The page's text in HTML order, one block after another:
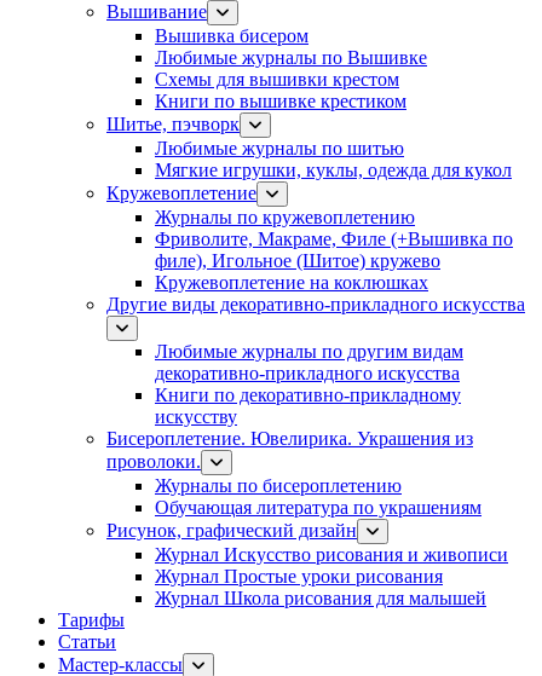
Вышивание
Вышивка бисером
Любимые журналы по Вышивке
Схемы для вышивки крестом
Книги по вышивке крестиком
Шитье, пэчворк
Любимые журналы по шитью
Мягкие игрушки, куклы, одежда для кукол
Кружевоплетение
Журналы по кружевоплетению
Фриволите, Макраме, Филе (+Вышивка по
филе), Игольное (Шитое) кружево
Кружевоплетение на коклюшках
Другие виды декоративно-прикладного искусства
Любимые журналы по другим видам
декоративно-прикладного искусства
Книги по декоративно-прикладному
искусству
Бисероплетение. Ювелирика. Украшения из
проволоки.
Журналы по бисероплетению
Обучающая литература по украшениям
Рисунок, графический дизайн
Журнал Искусство рисования и живописи
Журнал Простые уроки рисования
Журнал Школа рисования для малышей
Тарифы
Статьи
Мастер-классы